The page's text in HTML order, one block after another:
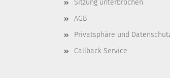
Sitzung unterbrochen
AGB
Privatsphäre und
Callback Service